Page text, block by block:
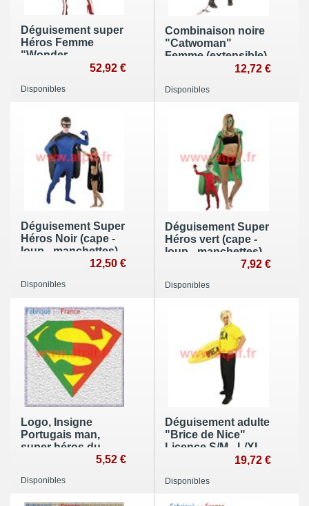
Déguisement super
Héros Femme
"Wonder
52,92 €
Disponibles
Combinaison noire
"Catwoman"
Femme (extensible)
12,72 €
Disponibles
Déguisement Super
Héros Noir (cape -
loup - manchettes)
12,50 €
Disponibles
Déguisement Super
Héros vert (cape -
loup - manchettes)
7,92 €
Disponibles
Logo, Insigne
Portugais man,
super héros du
5,52 €
Disponibles
Déguisement adulte
"Brice de Nice"
Licence S/M - L/XL
19,72 €
Disponibles